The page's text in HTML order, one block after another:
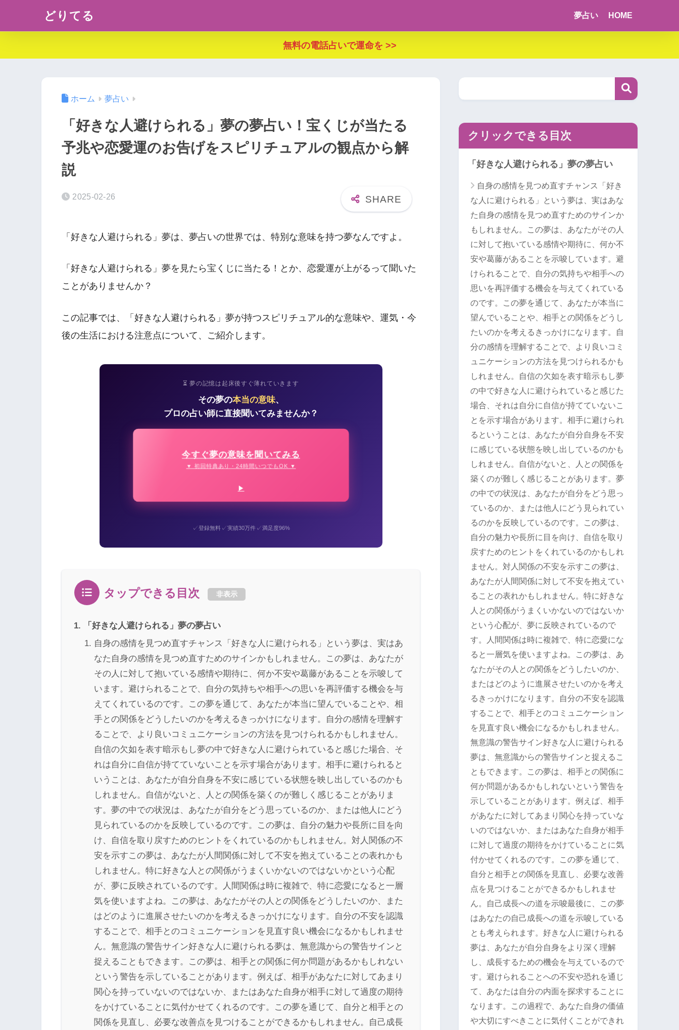
どりてる 夢占い HOME
無料の電話占いで運命を >>
ホーム 夢占い
「好きな人避けられる」夢の夢占い！宝くじが当たる
予兆や恋愛運のお告げをスピリチュアルの観点から解
説
2025-02-26
「好きな人避けられる」夢は、夢占いの世界では、特別な意味を持つ夢なんですよ。
「好きな人避けられる」夢を見たら宝くじに当たる！とか、恋愛運が上がるって聞いた
ことがありませんか？
この記事では、「好きな人避けられる」夢が持つスピリチュアル的な意味や、運気・今
後の生活における注意点について、ご紹介します。
⏳ 夢の記憶は起床後すぐ薄れていきます
その夢の本当の意味、
プロの占い師に直接聞いてみませんか？
今すぐ夢の意味を聞いてみる
▼ 初回特典あり・24時間いつでもOK ▼
✓登録無料✓実績30万件✓満足度96%
タップできる目次 非表示
「好きな人避けられる」夢の夢占い
自身の感情を見つめ直すチャンス「好きな人に避けられる」という夢は、実はあ
なた自身の感情を見つめ直すためのサインかもしれません。この夢は、あなたが
その人に対して抱いている感情や期待に、何か不安や葛藤があることを示唆して
います。避けられることで、自分の気持ちや相手への思いを再評価する機会を与
えてくれているのです。この夢を通じて、あなたが本当に望んでいることや、相
手との関係をどうしたいのかを考えるきっかけになります。自分の感情を理解す
ることで、より良いコミュニケーションの方法を見つけられるかもしれません。
自信の欠如を表す暗示もし夢の中で好きな人に避けられていると感じた場合、そ
れは自分に自信が持てていないことを示す場合があります。相手に避けられると
いうことは、あなたが自分自身を不安に感じている状態を映し出しているのかも
しれません。自信がないと、人との関係を築くのが難しく感じることがありま
す。夢の中での状況は、あなたが自分をどう思っているのか、または他人にどう
見られているのかを反映しているのです。この夢は、自分の魅力や長所に目を向
け、自信を取り戻すためのヒントをくれているのかもしれません。対人関係の不
安を示すこの夢は、あなたが人間関係に対して不安を抱えていることの表れかも
しれません。特に好きな人との関係がうまくいかないのではないかという心配
が、夢に反映されているのです。人間関係は時に複雑で、特に恋愛になると一層
気を使いますよね。この夢は、あなたがその人との関係をどうしたいのか、また
はどのように進展させたいのかを考えるきっかけになります。自分の不安を認識
することで、相手とのコミュニケーションを見直す良い機会になるかもしれませ
ん。無意識の警告サイン好きな人に避けられる夢は、無意識からの警告サインと
捉えることもできます。この夢は、相手との関係に何か問題があるかもしれない
という警告を示していることがあります。例えば、相手があなたに対してあまり
関心を持っていないのではないか、またはあなた自身が相手に対して過度の期待
をかけていることに気付かせてくれるのです。この夢を通じて、自分と相手との
関係を見直し、必要な改善点を見つけることができるかもしれません。自己成長
クリックできる目次
「好きな人避けられる」夢の夢占い
自身の感情を見つめ直すチャンス「好き
な人に避けられる」という夢は、実はあな
た自身の感情を見つめ直すためのサインか
もしれません。この夢は、あなたがその人
に対して抱いている感情や期待に、何か不
安や葛藤があることを示唆しています。避
けられることで、自分の気持ちや相手への
思いを再評価する機会を与えてくれている
のです。この夢を通じて、あなたが本当に
望んでいることや、相手との関係をどうし
たいのかを考えるきっかけになります。自
分の感情を理解することで、より良いコミ
ュニケーションの方法を見つけられるかも
しれません。自信の欠如を表す暗示もし夢
の中で好きな人に避けられていると感じた
場合、それは自分に自信が持てていないこ
とを示す場合があります。相手に避けられ
るということは、あなたが自分自身を不安
に感じている状態を映し出しているのかも
しれません。自信がないと、人との関係を
築くのが難しく感じることがあります。夢
の中での状況は、あなたが自分をどう思っ
ているのか、または他人にどう見られてい
るのかを反映しているのです。この夢は、
自分の魅力や長所に目を向け、自信を取り
戻すためのヒントをくれているのかもしれ
ません。対人関係の不安を示すこの夢は、
あなたが人間関係に対して不安を抱えてい
ることの表れかもしれません。特に好きな
人との関係がうまくいかないのではないか
という心配が、夢に反映されているので
す。人間関係は時に複雑で、特に恋愛にな
ると一層気を使いますよね。この夢は、あ
なたがその人との関係をどうしたいのか、
またはどのように進展させたいのかを考え
るきっかけになります。自分の不安を認識
することで、相手とのコミュニケーション
を見直す良い機会になるかもしれません。
無意識の警告サイン好きな人に避けられる
夢は、無意識からの警告サインと捉えるこ
ともできます。この夢は、相手との関係に
何か問題があるかもしれないという警告を
示していることがあります。例えば、相手
があなたに対してあまり関心を持っていな
いのではないか、またはあなた自身が相手
に対して過度の期待をかけていることに気
付かせてくれるのです。この夢を通じて、
自分と相手との関係を見直し、必要な改善
点を見つけることができるかもしれませ
ん。自己成長への道を示唆最後に、この夢
はあなたの自己成長への道を示唆している
とも考えられます。好きな人に避けられる
夢は、あなたが自分自身をより深く理解
し、成長するための機会を与えているので
す。避けられることへの不安や恐れを通じ
て、あなたは自分の内面を探求することに
なります。この過程で、あなた自身の価値
や大切にすべきことに気付くことができれ